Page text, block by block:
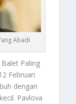
Abadi
Paling
Februari
dengan
Pavlova